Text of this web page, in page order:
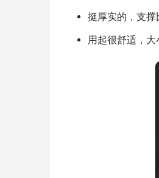
挺厚实的，支撑
用起很舒适，